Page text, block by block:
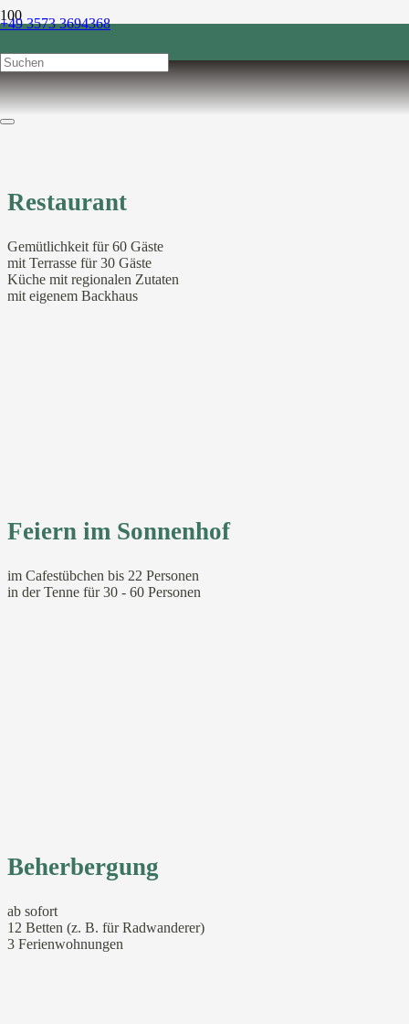
+49 3573 3694368
post@sonnenhof-1864.de
Restaurant
Gemütlichkeit für 60 Gäste
mit Terrasse für 30 Gäste
Küche mit regionalen Zutaten
mit eigenem Backhaus
Feiern im Sonnenhof
im Cafestübchen bis 22 Personen
in der Tenne für 30 - 60 Personen
Beherbergung
ab sofort
12 Betten (z. B. für Radwanderer)
3 Ferienwohnungen